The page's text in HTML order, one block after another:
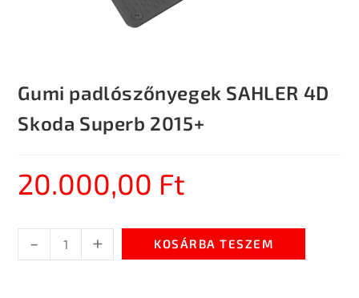
Gumi padlószőnyegek SAHLER 4D
Skoda Superb 2015+
20.000,00 Ft
- + KOSÁRBA TESZEM